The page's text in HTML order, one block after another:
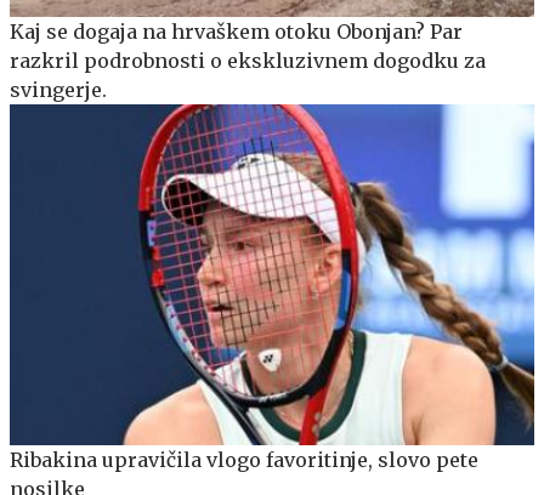
Kaj se dogaja na hrvaškem otoku Obonjan? Par
razkril podrobnosti o ekskluzivnem dogodku za
svingerje.
Ribakina upravičila vlogo favoritinje, slovo pete
nosilke